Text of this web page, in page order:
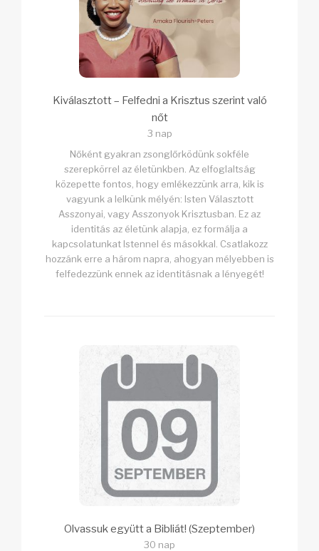
Kiválasztott – Felfedni a Krisztus szerint való
nőt
3 nap
Nőként gyakran zsonglőrködünk sokféle
szerepkörrel az életünkben. Az elfoglaltság
közepette fontos, hogy emlékezzünk arra, kik is
vagyunk a lelkünk mélyén: Isten Választott
Asszonyai, vagy Asszonyok Krisztusban. Ez az
identitás az életünk alapja, ez formálja a
kapcsolatunkat Istennel és másokkal. Csatlakozz
hozzánk erre a három napra, ahogyan mélyebben is
felfedezzünk ennek az identitásnak a lényegét!
Olvassuk együtt a Bibliát! (Szeptember)
30 nap